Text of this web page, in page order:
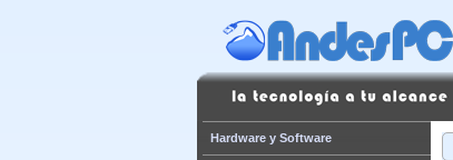
Hardware y Software